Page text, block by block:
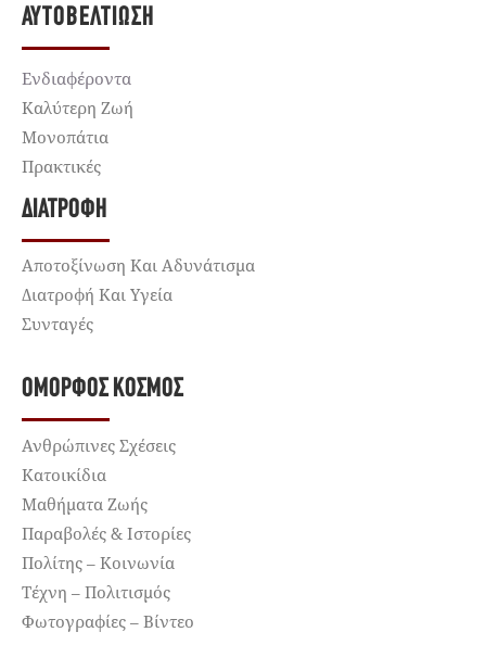
ΑΥΤΟΒΕΛΤΊΩΣΗ
Ενδιαφέροντα
Καλύτερη Ζωή
Μονοπάτια
Πρακτικές
ΔΙΑΤΡΟΦΉ
Αποτοξίνωση Και Αδυνάτισμα
Διατροφή Και Υγεία
Συνταγές
ΌΜΟΡΦΟΣ ΚΌΣΜΟΣ
Ανθρώπινες Σχέσεις
Κατοικίδια
Μαθήματα Ζωής
Παραβολές & Ιστορίες
Πολίτης – Κοινωνία
Τέχνη – Πολιτισμός
Φωτογραφίες – Βίντεο